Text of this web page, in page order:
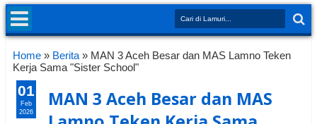
Home » Berita » MAN 3 Aceh Besar dan MAS Lamno Teken
Kerja Sama "Sister School"
MAN 3 Aceh Besar dan MAS
01
Feb
2026